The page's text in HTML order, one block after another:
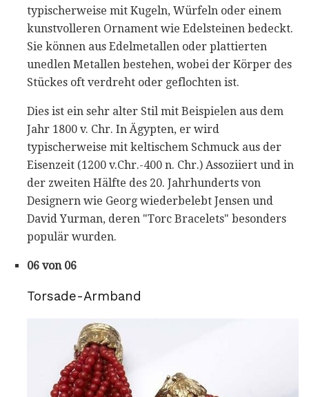
typischerweise mit Kugeln, Würfeln oder einem
kunstvolleren Ornament wie Edelsteinen bedeckt.
Sie können aus Edelmetallen oder plattierten
unedlen Metallen bestehen, wobei der Körper des
Stückes oft verdreht oder geflochten ist.
Dies ist ein sehr alter Stil mit Beispielen aus dem
Jahr 1800 v. Chr. In Ägypten, er wird
typischerweise mit keltischem Schmuck aus der
Eisenzeit (1200 v.Chr.-400 n. Chr.) Assoziiert und in
der zweiten Hälfte des 20. Jahrhunderts von
Designern wie Georg wiederbelebt Jensen und
David Yurman, deren "Torc Bracelets" besonders
populär wurden.
06 von 06
Torsade-Armband